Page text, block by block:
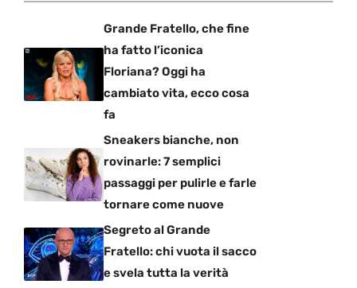
Grande Fratello, che fine
ha fatto l’iconica
Floriana? Oggi ha
cambiato vita, ecco cosa
fa
Sneakers bianche, non
rovinarle: 7 semplici
passaggi per pulirle e farle
tornare come nuove
Segreto al Grande
Fratello: chi vuota il sacco
e svela tutta la verità